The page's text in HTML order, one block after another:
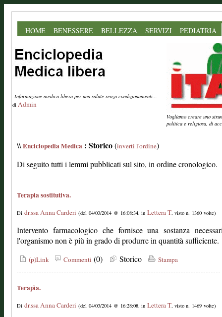
HOME BENESSERE BELLEZZA SERVIZI PEDIATRIA
Informazione medica libera per una salute senza condizionamenti...
di Admin
Vogliamo creare uno
politica e religiosa, di
\\Enciclopedia Medica : Storico(inverti l'ordine)
Di seguito tutti i lemmi pubblicati sul sito, in ordine cronologico.
Terapia sostitutiva.
Di dr.ssa Anna Carderi (del 04/03/2014 @ 16:08:34, in Lettera T, visto n. 1360 volte)
Intervento farmacologico che fornisce una sostanza
l'organismo non è più in grado di produrre in quantità sufficiente.
(p)Link Commenti (0) Storico Stampa
Terapìa.
Di dr.ssa Anna Carderi (del 04/03/2014 @ 16:28:08, in Lettera T, visto n. 1469 volte)